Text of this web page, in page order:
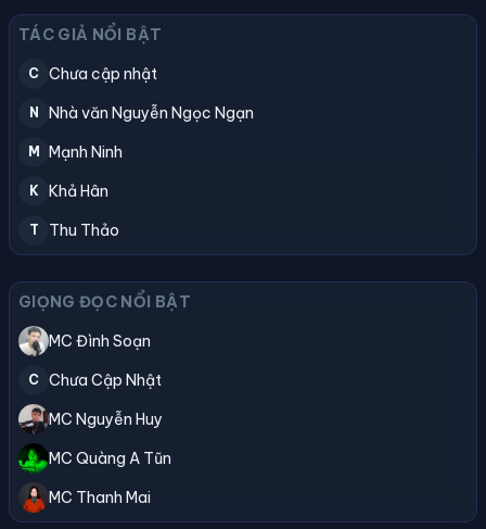
TÁC GIẢ NỔI BẬT
C Chưa cập nhật
N Nhà văn Nguyễn Ngọc Ngạn
M Mạnh Ninh
K Khả Hân
T Thu Thảo
GIỌNG ĐỌC NỔI BẬT
MC Đình Soạn
C Chưa Cập Nhật
MC Nguyễn Huy
MC Quàng A Tũn
MC Thanh Mai